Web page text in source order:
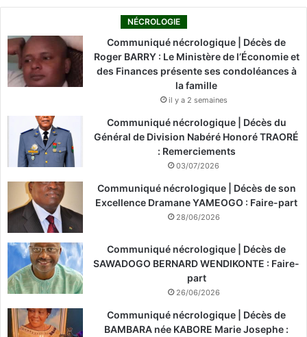
NÉCROLOGIE
Communiqué nécrologique | Décès de
Roger BARRY : Le Ministère de l’Économie et
des Finances présente ses condoléances à
la famille
il y a 2 semaines
Communiqué nécrologique | Décès du
Général de Division Nabéré Honoré TRAORÉ
: Remerciements
03/07/2026
Communiqué nécrologique | Décès de son
Excellence Dramane YAMEOGO : Faire-part
28/06/2026
Communiqué nécrologique | Décès de
SAWADOGO BERNARD WENDIKONTE : Faire-
part
26/06/2026
Communiqué nécrologique | Décès de
BAMBARA née KABORE Marie Josephe :